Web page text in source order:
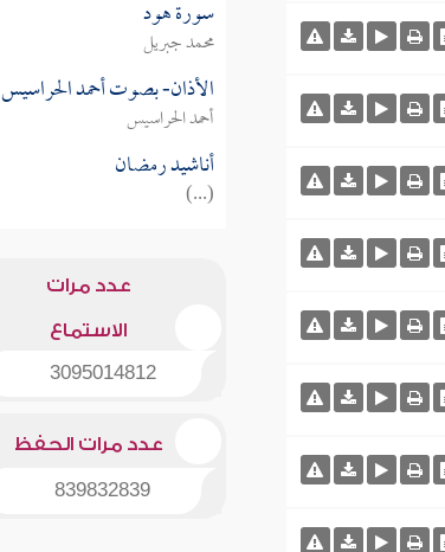
سورة هود
محمد جبريل
الأذان- بصوت أحمد الحراسيس
أحمد الحراسيس
أناشيد رمضان
(...)
عدد مرات
الاستماع
3095014812
عدد مرات الحفظ
839832839